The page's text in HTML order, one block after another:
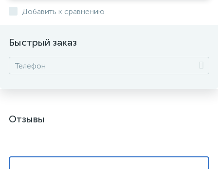
Добавить к сравнению
Быстрый заказ
Отзывы